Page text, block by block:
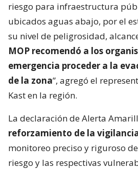
riesgo para infraestructura
ubicados aguas abajo, por el
su nivel de peligrosidad,
MOP recomendó a los
emergencia proceder a la
de la zona”, agregó el
Kast en la región.
La declaración de Alerta
reforzamiento de la
monitoreo preciso y riguroso
riesgo y las respectivas